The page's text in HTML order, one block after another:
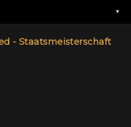
▾
- Staatsmeisterschaft